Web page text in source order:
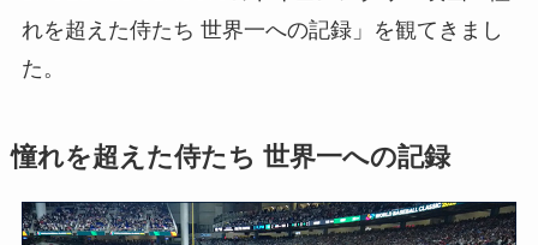
れを超えた侍たち 世界一への記録」を観てきまし
た。
憧れを超えた侍たち 世界一への記録